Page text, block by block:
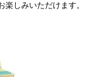
しみいただけます。